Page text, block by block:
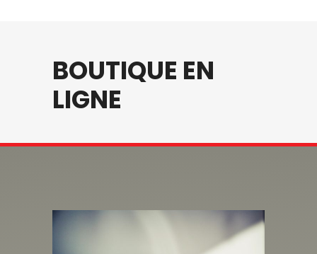
BOUTIQUE EN
LIGNE